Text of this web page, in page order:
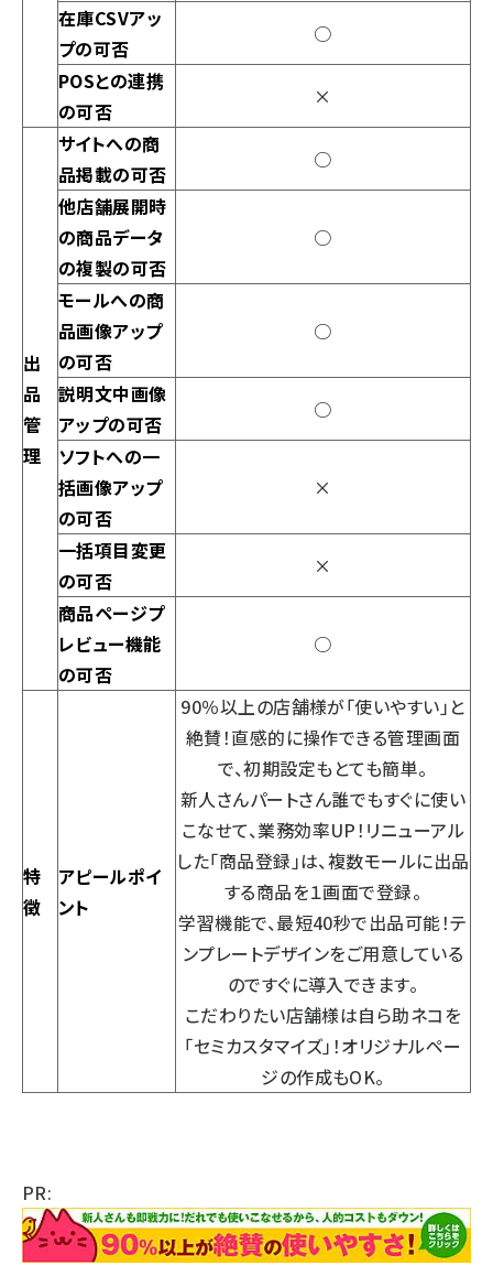
在庫CSVアッ
プの可否
○
POSとの連携
の可否
×
出
品
管
理
サイトへの商
品掲載の可否
○
他店舗展開時
の商品データ
の複製の可否
○
モールへの商
品画像アップ
の可否
○
説明文中画像
アップの可否
○
ソフトへの一
括画像アップ
の可否
×
一括項目変更
の可否
×
商品ページプ
レビュー機能
の可否
○
特
徴
アピールポイ
ント
90％以上の店舗様が「使いやすい」と
絶賛！直感的に操作できる管理画面
で、初期設定もとても簡単。
新人さんパートさん誰でもすぐに使い
こなせて、業務効率UP！リニューアル
した「商品登録」は、複数モールに出品
する商品を１画面で登録。
学習機能で、最短40秒で出品可能！テ
ンプレートデザインをご用意している
のですぐに導入できます。
こだわりたい店舗様は自ら助ネコを
「セミカスタマイズ」！オリジナルペー
ジの作成もOK。
PR: